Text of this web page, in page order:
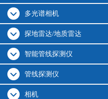
多光谱相机
探地雷达/地质雷达
智能管线探测仪
管线探测仪
相机